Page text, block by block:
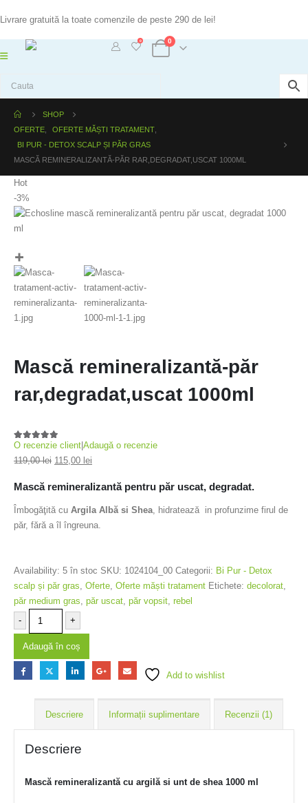
Livrare gratuită la toate comenzile de peste 290 de lei!
0 0
SHOP
OFERTE
OFERTE MĂȘTI TRATAMENT
BI PUR - DETOX SCALP ȘI PĂR GRAS
MASCĂ REMINERALIZANTĂ-PĂR RAR,DEGRADAT,USCAT 1000ML
Hot
-3%
Mască remineralizantă-păr
rar,degradat,uscat 1000ml
5.00out of 5
O recenzie client Adaugă o recenzie
119,00lei 115,00 lei
Mască remineralizantă pentru păr uscat, degradat.
Îmbogăţită cu Argila Albă si Shea , hidratează in profunzime firul de
păr, fără a îl îngreuna.
Availability: 5 în stoc SKU: 1024104_00 Categorii: Bi Pur - Detox
scalp și păr gras Oferte Oferte măști tratament Etichete: decolorat
păr medium gras păr uscat păr vopsit rebel
-
+
Adaugă în coș
Add to wishlist
Descriere Informații suplimentare Recenzii (1)
Descriere
Mască remineralizantă cu argilă si unt de shea 1000 ml